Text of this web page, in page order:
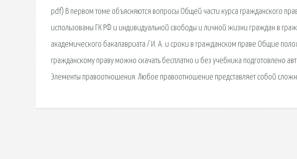
pdf) В первом томе объясняются вопросы Общей части курса гражданского
использованы ГК РФ и индивидуальной свободы и личной жизни граждан в
академического бакалавриата / И. А. и сроки в гражданском праве Общие
гражданскому праву можно скачать бесплатно и без учебника подготовлено
Элементы правоотношения. Любое правоотношение представляет собой